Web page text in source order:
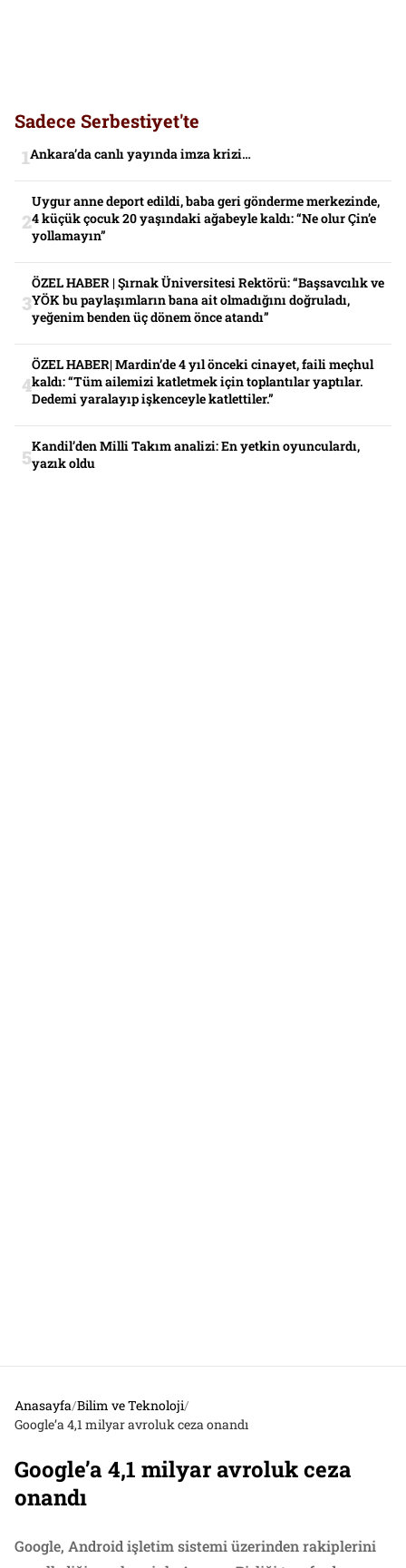
Sadece Serbestiyet'te
Ankara’da canlı yayında imza krizi…
Uygur anne deport edildi, baba geri gönderme merkezinde,
4 küçük çocuk 20 yaşındaki ağabeyle kaldı: “Ne olur Çin’e
yollamayın”
ÖZEL HABER | Şırnak Üniversitesi Rektörü: “Başsavcılık ve
YÖK bu paylaşımların bana ait olmadığını doğruladı,
yeğenim benden üç dönem önce atandı”
ÖZEL HABER| Mardin’de 4 yıl önceki cinayet, faili meçhul
kaldı: “Tüm ailemizi katletmek için toplantılar yaptılar.
Dedemi yaralayıp işkenceyle katlettiler.”
Kandil’den Milli Takım analizi: En yetkin oyunculardı,
yazık oldu
Anasayfa/Bilim ve Teknoloji/
Google’a 4,1 milyar avroluk ceza onandı
Google’a 4,1 milyar avroluk ceza
onandı
Google, Android işletim sistemi üzerinden rakiplerini